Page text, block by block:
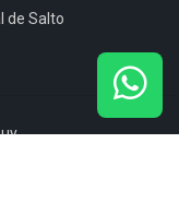
de Salto